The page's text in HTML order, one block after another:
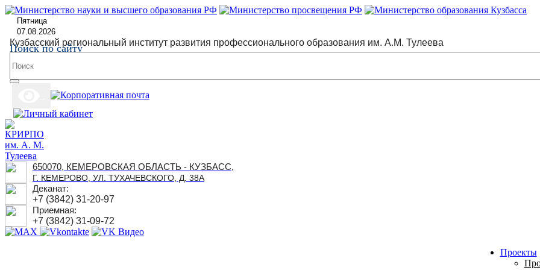
Пятница
07.08.2026
Кузбасский региональный институт развития профессионального образования им. А.М. Тулеева
Поиск по сайту
650070, КЕМЕРОВСКАЯ ОБЛАСТЬ - КУЗБАСС,
Г. КЕМЕРОВО, УЛ. ТУХАЧЕВСКОГО, Д. 38А
Деканат:
+7 (3842) 31-20-97
Приемная:
+7 (3842) 31-09-72
Проекты